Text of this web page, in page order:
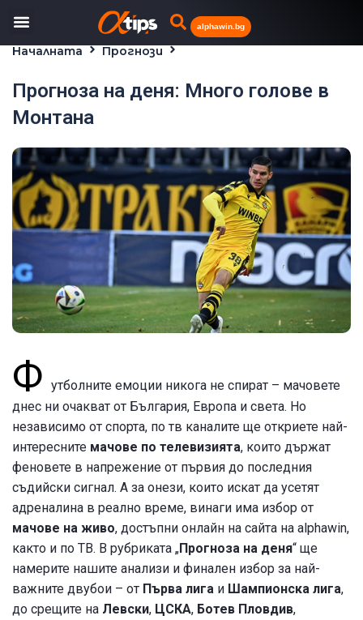
alphawin.bg
Началната
Прогнози
Прогноза на деня: Много голове в
Монтана
Ф утболните емоции никога не спират – мачовете
днес ни очакват от България, Европа и света. Но
независимо от спорта, по тв каналите ще откриете най-
интересните мачове по телевизията, които държат
феновете в напрежение от първия до последния
съдийски сигнал. А за онези, които искат да усетят
адреналина в реално време, винаги има избор от
мачове на живо, достъпни онлайн на сайта на alphawin,
както и по ТВ. В рубриката „Прогноза на деня“ ще
намерите нашите анализи и финален избор за най-
важните двубои – от Първа лига и Шампионска лига,
до срещите на Левски, ЦСКА, Ботев Пловдив,